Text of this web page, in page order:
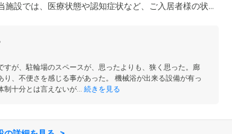
設では、医療状態や認知症状など、ご入居者様の状
伝いいたします。
すが、駐輪場のスペースが、思ったよりも、狭く思った。廊
り、不便さを感じる事があった。 機械浴が出来る設備が有っ
制十分とは言えないが... 続きを見る